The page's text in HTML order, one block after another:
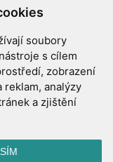
soubory
s cílem
zobrazení
reklam, analýzy
a zjištění
Vsetínská 78, 757